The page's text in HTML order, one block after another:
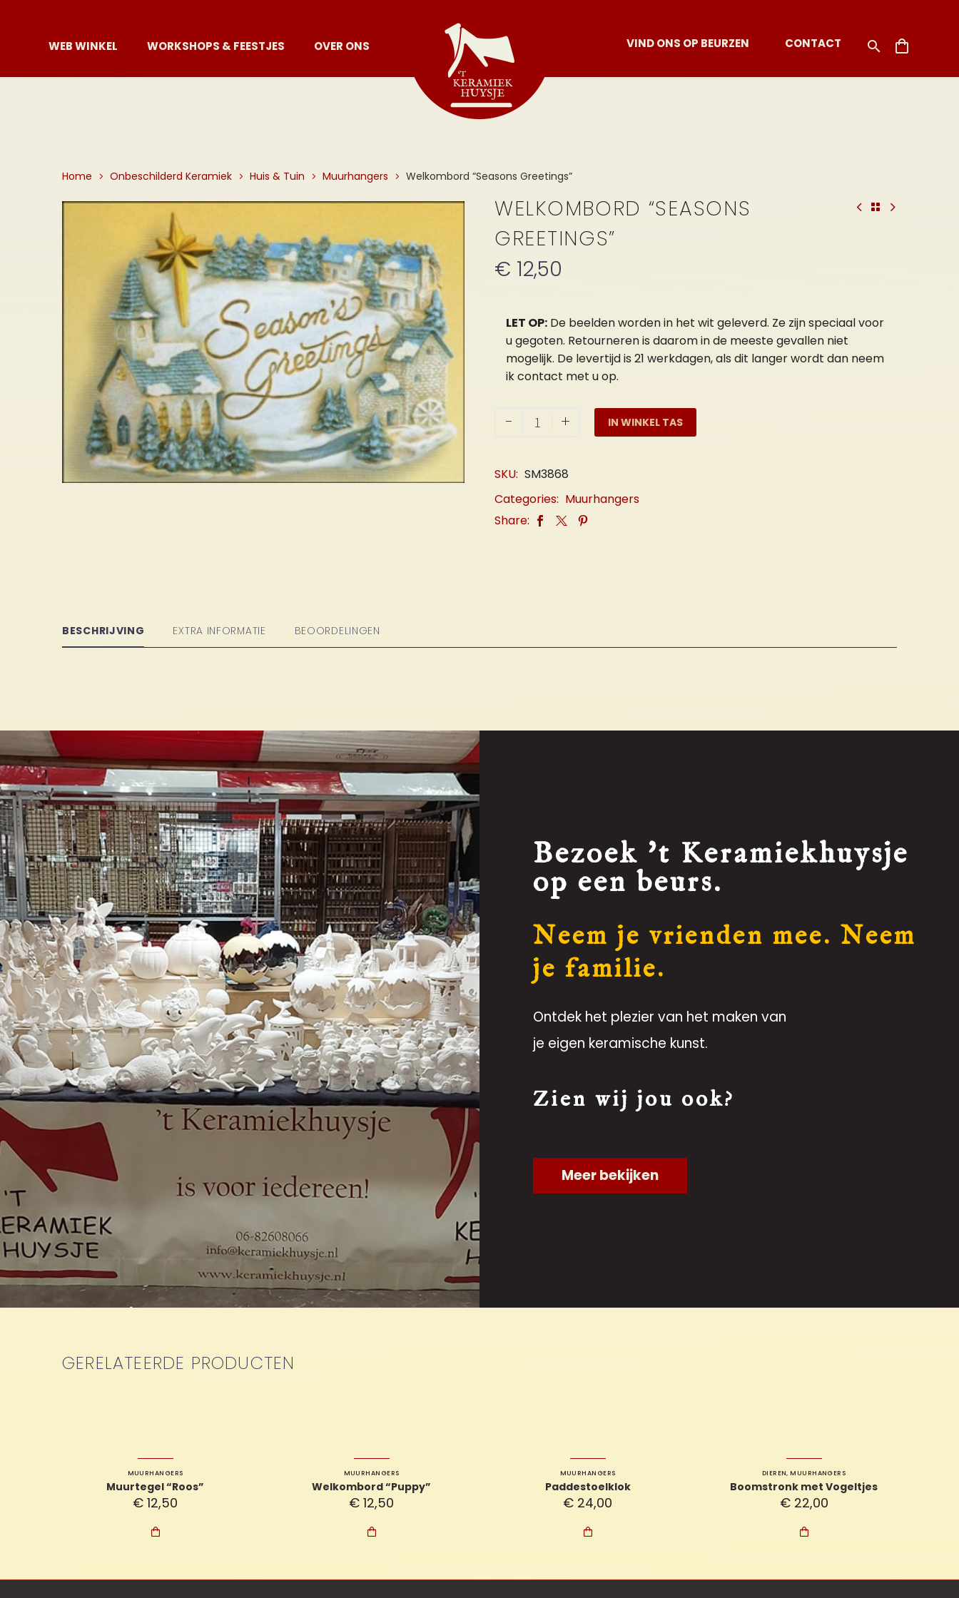
WEB WINKEL WORKSHOPS & FEESTJES OVER ONS VIND ONS OP BEURZEN CONTACT
Home Onbeschilderd Keramiek Huis & Tuin Muurhangers Welkombord “Seasons Greetings”
WELKOMBORD “SEASONS
GREETINGS”
€ 12,50
LET OP: De beelden worden in het wit geleverd. Ze zijn speciaal voor
u gegoten. Retourneren is daarom in de meeste gevallen niet
mogelijk. De levertijd is 21 werkdagen, als dit langer wordt dan neem
ik contact met u op.
-
Welkombord
aantal
+ IN WINKEL TAS
SKU: SM3868
Categories: Muurhangers
Share:
BESCHRIJVING EXTRA INFORMATIE BEOORDELINGEN
Bezoek 't Keramiekhuysje
op een beurs.
Neem je vrienden mee. Neem
je familie.
Ontdek het plezier van het maken van
je eigen keramische kunst.
Zien wij jou ook?
Meer bekijken
GERELATEERDE PRODUCTEN
MUURHANGERS
Muurtegel “Roos”
€ 12,50

MUURHANGERS
Welkombord “Puppy”
€ 12,50

MUURHANGERS
Paddestoelklok
€ 24,00

DIEREN,MUURHANGERS
Boomstronk met Vogeltjes
€22,00
